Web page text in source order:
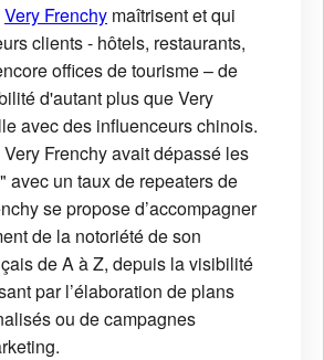
Very Frenchy maîtrisent et qui
clients - hôtels, restaurants,
offices de tourisme – de
d'autant plus que Very
avec des influenceurs chinois.
Frenchy avait dépassé les
avec un taux de repeaters de
se propose d’accompagner
de la notoriété de son
de A à Z, depuis la visibilité
par l’élaboration de plans
ou de campagnes